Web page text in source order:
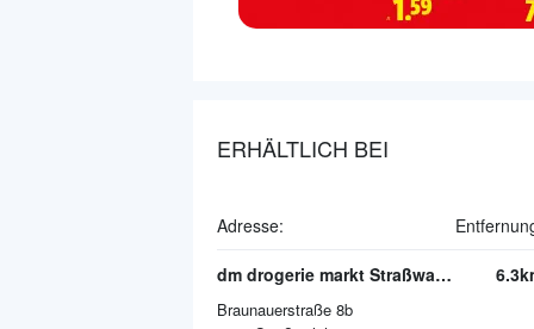
ERHÄLTLICH BEI
Adresse:
dm drogerie markt Straßwalchen
Braunauerstraße 8b